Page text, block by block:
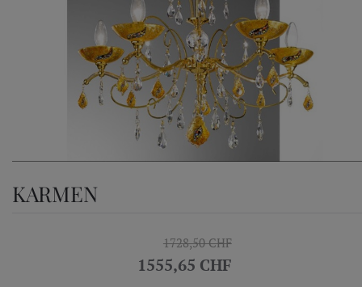
KARMEN
1728,50 CHF
1555,65 CHF